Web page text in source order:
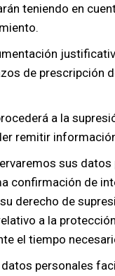
teniendo en
de prescripción
a la
remitir
sus
confirmación de
derecho de
a la
el tiempo
personales